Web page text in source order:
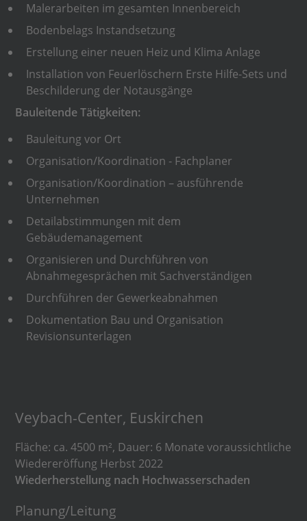
Malerarbeiten im gesamten Innenbereich
Bodenbelags Instandsetzung
Erstellung einer neuen Heiz und Klima Anlage
Installation von Feuerlöschern Erste Hilfe-Sets und
Beschilderung der Notausgänge
Bauleitende Tätigkeiten:
Bauleitung vor Ort
Organisation/Koordination - Fachplaner
Organisation/Koordination – ausführende
Unternehmen
Detailabstimmungen mit dem
Gebäudemanagement
Organisieren und Durchführen von
Abnahmegesprächen mit Sachverständigen
Durchführen der Gewerkeabnahmen
Dokumentation Bau und Organisation
Revisionsunterlagen
Veybach-Center, Euskirchen
Fläche: ca. 4500 m², Dauer: 6 Monate voraussichtliche
Wiedereröffung Herbst 2022
Wiederherstellung nach Hochwasserschaden
Planung/Leitung